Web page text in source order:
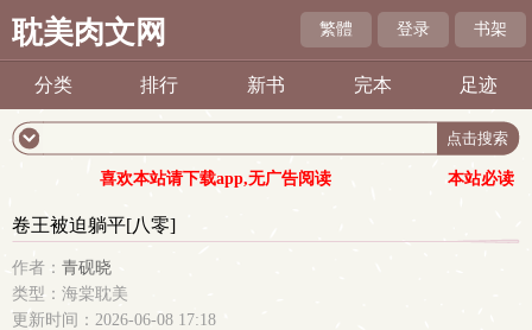
耽美肉文网 繁體 登录 书架
分类 排行 新书 完本 足迹
喜欢本站请下载app,无广告阅读 本站必读
卷王被迫躺平[八零]
作者： 青砚晓
类型：海棠耽美
更新时间：2026-06-08 17:18